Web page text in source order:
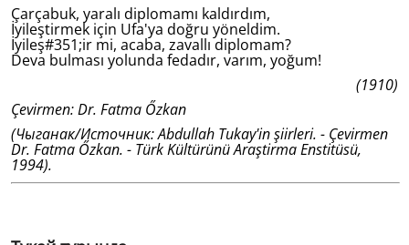
Çarçabuk, yaralı diplomamı kaldırdım,
İyileştirmek için Ufa'ya doğru yöneldim.
İyileş#351;ir mi, acaba, zavallı diplomam?
Deva bulması yolunda fedadır, varım, yoğum!
(1910)
Çevirmen: Dr. Fatma Őzkan
(Чыганак/Источник: Abdullah Tukay'in şiirleri. - Çevirmen
Dr. Fatma Őzkan. - Türk Kültürünü Araştirma Enstitüsü,
1994).